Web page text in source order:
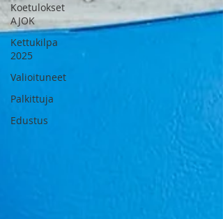
Koetulokset
AJOK
Kettukilpa
2025
Valioituneet
Palkittuja
Edustus